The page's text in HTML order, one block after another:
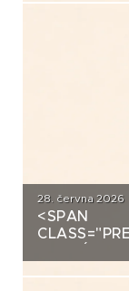
28. června 2026
<SPAN